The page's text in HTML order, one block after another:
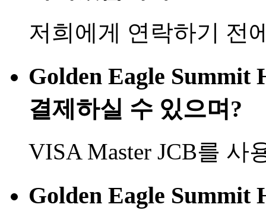
저희에게 연락하기 전
Golden Eagle Summit
결제하실 수 있으며?
VISA Master JCB를 사
Golden Eagle Summit